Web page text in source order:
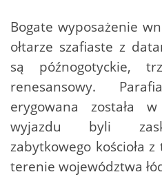
Bogate wyposażenie
ołtarze szafiaste z
są późnogotyckie,
renesansowy.
erygowana została
wyjazdu byli
zabytkowego kościoła
terenie województwa